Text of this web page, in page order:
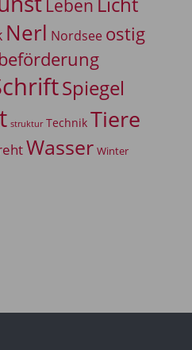
Leben
Nerl Nordsee ostig
Spiegel
struktur Technik Tiere
Wasser Winter